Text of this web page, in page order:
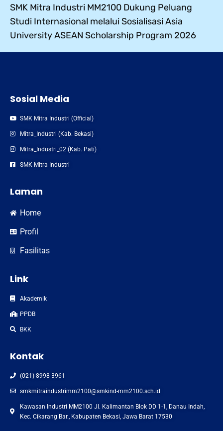
SMK Mitra Industri MM2100 Dukung Peluang
Studi Internasional melalui Sosialisasi Asia
University ASEAN Scholarship Program 2026
Sosial Media
SMK Mitra Industri (Official)
Mitra_Industri (Kab. Bekasi)
Mitra_Industri_02 (Kab. Pati)
SMK Mitra Industri
Laman
Home
Profil
Fasilitas
Link
Akademik
PPDB
BKK
Kontak
(021) 8998-3961
smkmitraindustrimm2100@smkind-mm2100.sch.id
Kawasan Industri MM2100 Jl. Kalimantan Blok DD 1-1, Danau Indah,
Kec. Cikarang Bar., Kabupaten Bekasi, Jawa Barat 17530